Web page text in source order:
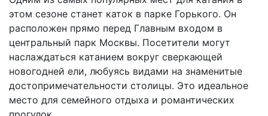
этом сезоне станет каток в парке Горького. Он
расположен прямо перед Главным входом в
центральный парк Москвы. Посетители могут
наслаждаться катанием вокруг сверкающей
новогодней ели, любуясь видами на знаменитые
достопримечательности столицы. Это идеальное
место для семейного отдыха и романтических